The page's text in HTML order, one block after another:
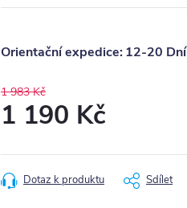
12-20 Dní
1 983 Kč
1 190 Kč
cena:
Dotaz k produktu Sdílet